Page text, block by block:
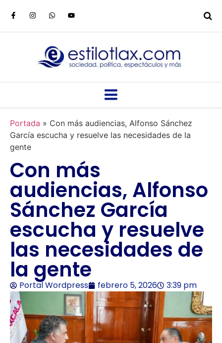
Portada » Con más audiencias, Alfonso Sánchez
García escucha y resuelve las necesidades de la
gente
Con más
audiencias, Alfonso
Sánchez García
escucha y resuelve
las necesidades de
la gente
Portal Wordpress febrero 5, 2026 3:39 pm